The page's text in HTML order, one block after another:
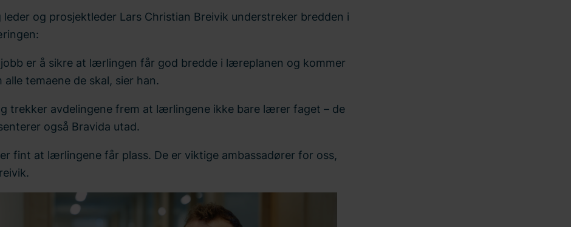
leder og prosjektleder Lars Christian Breivik understreker bredden i
er å sikre at lærlingen får god bredde i læreplanen og kommer
alle temaene de skal, sier han.
trekker avdelingene frem at lærlingene ikke bare lærer faget – de
også Bravida utad.
fint at lærlingene får plass. De er viktige ambassadører for oss,